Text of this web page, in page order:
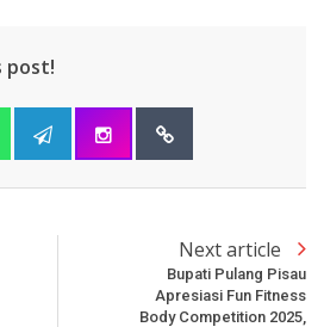
post!
Next article
Bupati Pulang Pisau
Apresiasi Fun Fitness
Body Competition 2025,